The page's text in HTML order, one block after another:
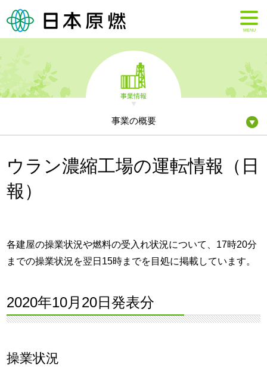
MENU
事業情報
事業の概要
ウラン濃縮工場の運転情報（日
報）
各建屋の操業状況や燃料の受入れ状況について、17時20分
までの操業状況を翌日15時までを目処に掲載しています。
2020年10月20日発表分
操業状況